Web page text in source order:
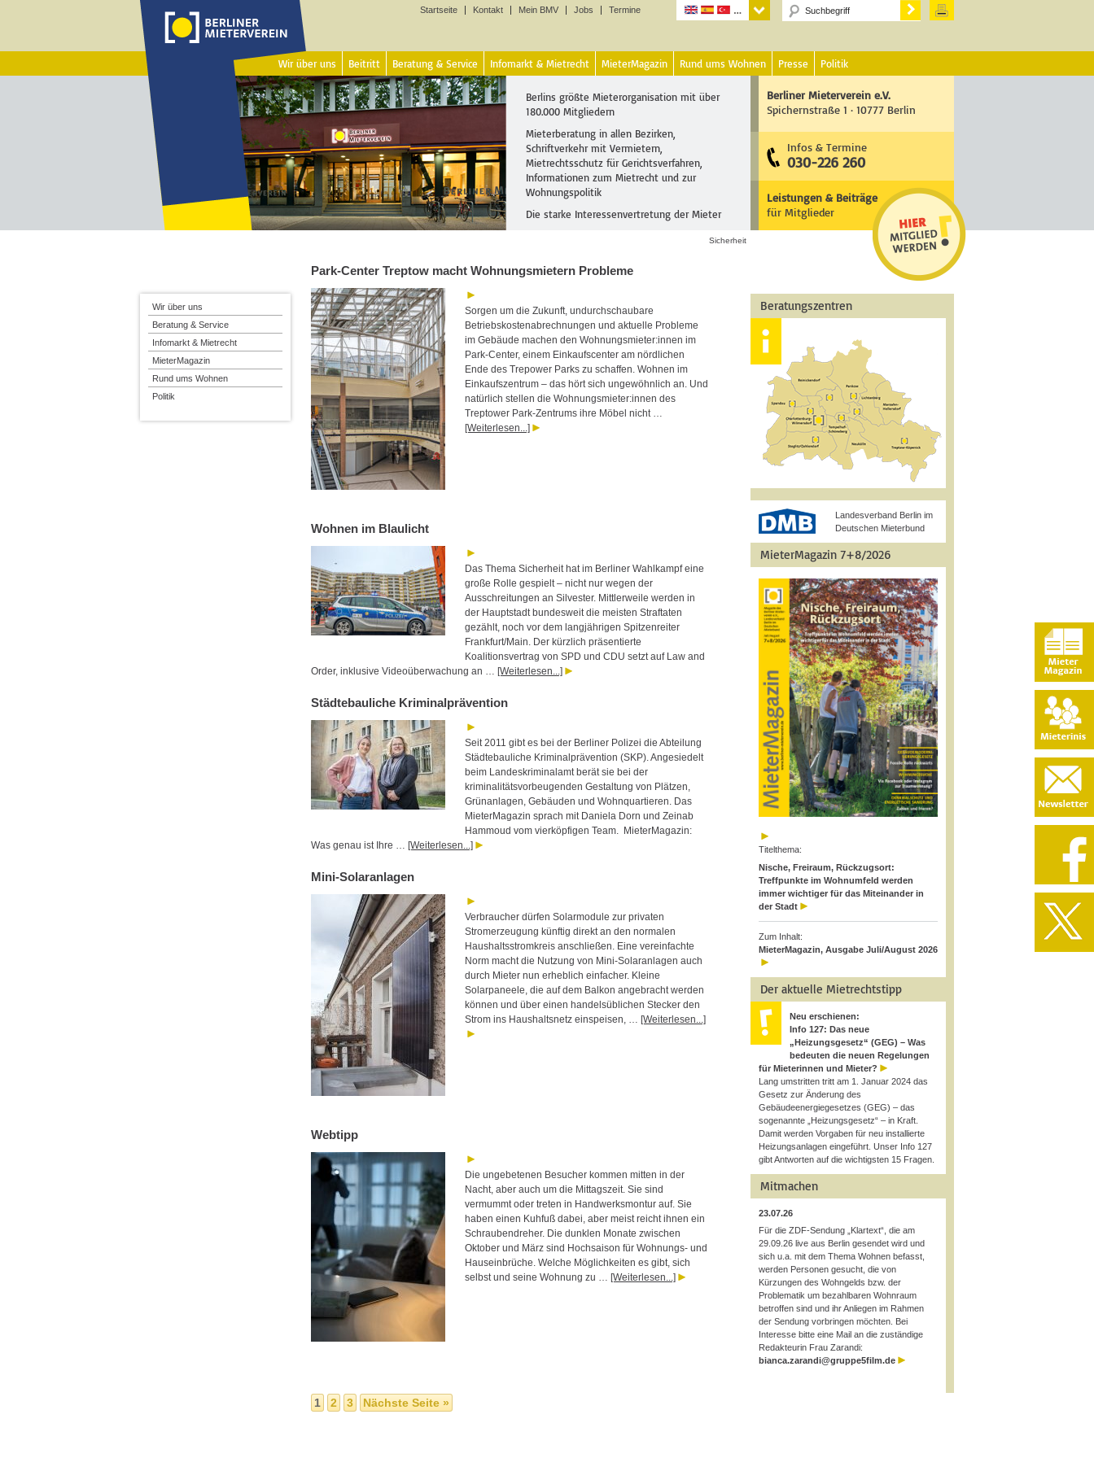
Startseite Kontakt Mein BMV Jobs Termine
Wir über uns Beitritt Beratung & Service Infomarkt & Mietrecht MieterMagazin Rund ums Wohnen Presse Politik
Berlins größte Mieterorganisation mit über
180.000 Mitgliedern
Mieterberatung in allen Bezirken,
Schriftverkehr mit Vermietern,
Mietrechtsschutz für Gerichtsverfahren,
Informationen zum Mietrecht und zur
Wohnungspolitik
Die starke Interessenvertretung der Mieter
Berliner Mieterverein e.V.
Spichernstraße 1 · 10777 Berlin
Infos & Termine
030-226 260
Leistungen & Beiträge
für Mitglieder
Sicherheit
Park-Center Treptow macht Wohnungsmietern Probleme
Sorgen um die Zukunft, undurchschaubare
Betriebskostenabrechnungen und aktuelle Probleme
im Gebäude machen den Wohnungsmieter:innen im
Park-Center, einem Einkaufscenter am nördlichen
Ende des Trepower Parks zu schaffen. Wohnen im
Einkaufszentrum – das hört sich ungewöhnlich an. Und
natürlich stellen die Wohnungsmieter:innen des
Treptower Park-Zentrums ihre Möbel nicht …
[Weiterlesen...]
Wohnen im Blaulicht
Das Thema Sicherheit hat im Berliner Wahlkampf eine
große Rolle gespielt – nicht nur wegen der
Ausschreitungen an Silvester. Mittlerweile werden in
der Hauptstadt bundesweit die meisten Straftaten
gezählt, noch vor dem langjährigen Spitzenreiter
Frankfurt/Main. Der kürzlich präsentierte
Koalitionsvertrag von SPD und CDU setzt auf Law and
Order, inklusive Videoüberwachung an … [Weiterlesen...]
Städtebauliche Kriminalprävention
Seit 2011 gibt es bei der Berliner Polizei die Abteilung
Städtebauliche Kriminalprävention (SKP). Angesiedelt
beim Landeskriminalamt berät sie bei der
kriminalitätsvorbeugenden Gestaltung von Plätzen,
Grünanlagen, Gebäuden und Wohnquartieren. Das
MieterMagazin sprach mit Daniela Dorn und Zeinab
Hammoud vom vierköpfigen Team. MieterMagazin:
Was genau ist Ihre … [Weiterlesen...]
Mini-Solaranlagen
Verbraucher dürfen Solarmodule zur privaten
Stromerzeugung künftig direkt an den normalen
Haushaltsstromkreis anschließen. Eine vereinfachte
Norm macht die Nutzung von Mini-Solaranlagen auch
durch Mieter nun erheblich einfacher. Kleine
Solarpaneele, die auf dem Balkon angebracht werden
können und über einen handelsüblichen Stecker den
Strom ins Haushaltsnetz einspeisen, … [Weiterlesen...]
Webtipp
Die ungebetenen Besucher kommen mitten in der
Nacht, aber auch um die Mittagszeit. Sie sind
vermummt oder treten in Handwerksmontur auf. Sie
haben einen Kuhfuß dabei, aber meist reicht ihnen ein
Schraubendreher. Die dunklen Monate zwischen
Oktober und März sind Hochsaison für Wohnungs- und
Hauseinbrüche. Welche Möglichkeiten es gibt, sich
selbst und seine Wohnung zu … [Weiterlesen...]
1 2 3 Nächste Seite »
Beratungszentren
Landesverband Berlin im
Deutschen Mieterbund
MieterMagazin 7+8/2026
Titelthema:
Nische, Freiraum, Rückzugsort:
Treffpunkte im Wohnumfeld werden
immer wichtiger für das Miteinander in
der Stadt
Zum Inhalt:
MieterMagazin, Ausgabe Juli/August 2026
Der aktuelle Mietrechtstipp
Neu erschienen:
Info 127: Das neue
„Heizungsgesetz“ (GEG) – Was
bedeuten die neuen Regelungen
für Mieterinnen und Mieter?
Lang umstritten tritt am 1. Januar 2024 das
Gesetz zur Änderung des
Gebäudeenergiegesetzes (GEG) – das
sogenannte „Heizungsgesetz“ – in Kraft.
Damit werden Vorgaben für neu installierte
Heizungsanlagen eingeführt. Unser Info 127
gibt Antworten auf die wichtigsten 15 Fragen.
Mitmachen
23.07.26
Für die ZDF-Sendung „Klartext“, die am
29.09.26 live aus Berlin gesendet wird und
sich u.a. mit dem Thema Wohnen befasst,
werden Personen gesucht, die von
Kürzungen des Wohngelds bzw. der
Problematik um bezahlbaren Wohnraum
betroffen sind und ihr Anliegen im Rahmen
der Sendung vorbringen möchten. Bei
Interesse bitte eine Mail an die zuständige
Redakteurin Frau Zarandi:
bianca.zarandi@gruppe5film.de
Wir über uns
Beratung & Service
Infomarkt & Mietrecht
MieterMagazin
Rund ums Wohnen
Politik